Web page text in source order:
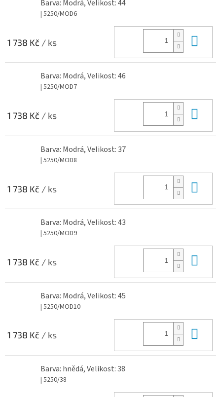
Barva: Modrá, Velikost: 44
| 5250/MOD6
1 738 Kč / ks
Barva: Modrá, Velikost: 46
| 5250/MOD7
1 738 Kč / ks
Barva: Modrá, Velikost: 37
| 5250/MOD8
1 738 Kč / ks
Barva: Modrá, Velikost: 43
| 5250/MOD9
1 738 Kč / ks
Barva: Modrá, Velikost: 45
| 5250/MOD10
1 738 Kč / ks
Barva: hnědá, Velikost: 38
| 5250/38